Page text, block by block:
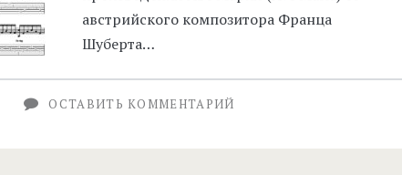
австрийского композитора Франца
Шуберта…
ОСТАВИТЬ КОММЕНТАРИЙ